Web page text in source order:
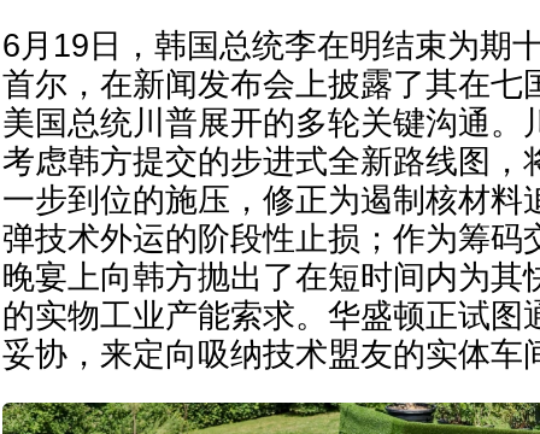
6月19日，韩国总统李在明结束为期
首尔，在新闻发布会上披露了其在七
美国总统川普展开的多轮关键沟通。
考虑韩方提交的步进式全新路线图，
一步到位的施压，修正为遏制核材料
弹技术外运的阶段性止损；作为筹码
晚宴上向韩方抛出了在短时间内为其
的实物工业产能索求。华盛顿正试图
妥协，来定向吸纳技术盟友的实体车